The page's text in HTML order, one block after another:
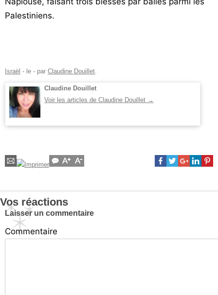
Vos
adresses
Palestiniens.
Israël - le - par Claudine Douillet.
Claudine Douillet
Voir les articles de Claudine Douillet →
Vos réactions
Laisser un commentaire
Commentaire